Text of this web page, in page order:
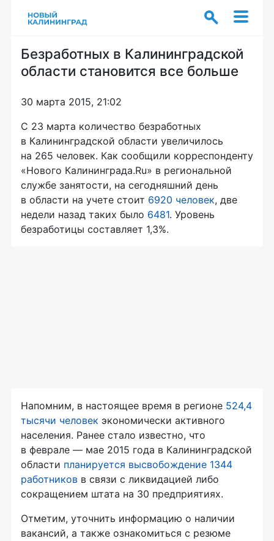
Безработных в Калининградской
области становится все больше
30 марта 2015, 21:02
С 23 марта количество безработных
в Калининградской области увеличилось
на 265 человек. Как сообщили корреспонденту
«Нового Калининграда.Ru» в региональной
службе занятости, на сегодняшний день
в области на учете стоит 6920 человек, две
недели назад таких было 6481. Уровень
безработицы составляет 1,3%.
Напомним, в настоящее время в регионе 524,4
тысячи человек экономически активного
населения. Ранее стало известно, что
в феврале — мае 2015 года в Калининградской
области планируется высвобождение 1344
работников в связи с ликвидацией либо
сокращением штата на 30 предприятиях.
Отметим, уточнить информацию о наличии
вакансий, а также ознакомиться с резюме